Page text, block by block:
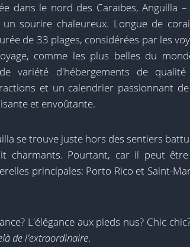
dans le nord des Caraïbes, Anguilla
un sourire chaleureux. Longue de
de 33 plages, considérées par les
comme les plus belles du
variété d'hébergements de
et un calendrier passionnant
et envoûtante.
se trouve juste hors des sentiers
charmants. Pourtant, car il peut
principales: Porto Rico et Saint-
L'élégance aux pieds nus? Chic
de l'extraordinaire.